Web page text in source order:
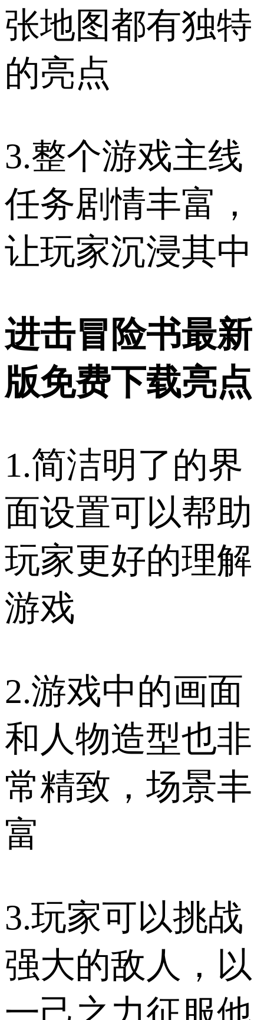
张地图都有独特
的亮点
3.整个游戏主线
任务剧情丰富，
让玩家沉浸其中
进击冒险书最新
版免费下载亮点
1.简洁明了的界
面设置可以帮助
玩家更好的理解
游戏
2.游戏中的画面
和人物造型也非
常精致，场景丰
富
3.玩家可以挑战
强大的敌人，以